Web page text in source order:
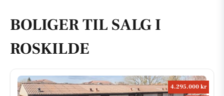
BOLIGER TIL SALG I
ROSKILDE
4.295.000 kr